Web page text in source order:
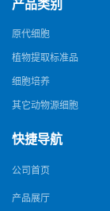
产品类别
原代细胞
植物提取标准品
细胞培养
其它动物源细胞
快捷导航
公司首页
产品展厅